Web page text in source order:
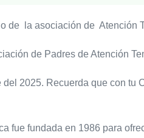
de la asociación de Atención
de Padres de Atención
2025. Recuerda que con
fue fundada en 1986 para